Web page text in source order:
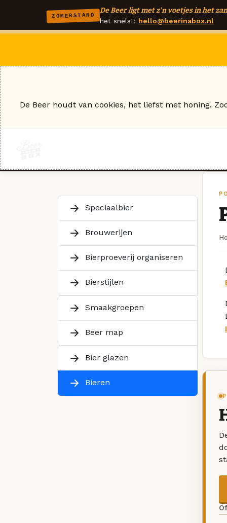
ZOMERSTAND
De Beer ligt met z'n voetjes in het
het snelst: hello@beerinabox.nl
Speciaalbier
Brouwerijen
Bierproeverij organiseren
Bierstijlen
Smaakgroepen
Beer map
Bier glazen
Bieren
De Beer houdt van cookies, het liefst met honing.